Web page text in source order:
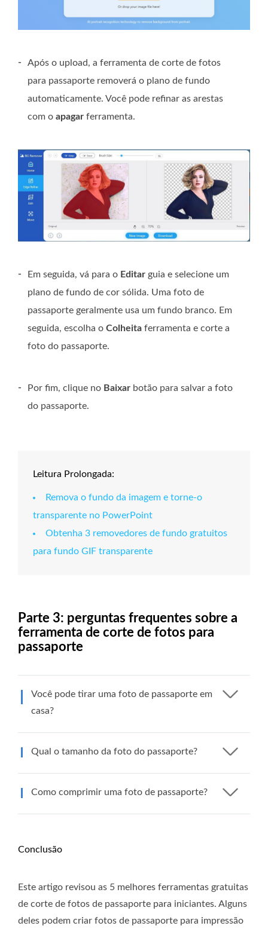
-
Após o upload, a ferramenta de corte de fotos
para passaporte removerá o plano de fundo
automaticamente. Você pode refinar as arestas
com o apagar ferramenta.
- Em seguida, vá para o Editar guia e selecione um
plano de fundo de cor sólida. Uma foto de
passaporte geralmente usa um fundo branco. Em
seguida, escolha o Colheita ferramenta e corte a
foto do passaporte.
- Por fim, clique no Baixar botão para salvar a foto
do passaporte.
Leitura Prolongada:
Remova o fundo da imagem e torne-o
transparente no PowerPoint
Obtenha 3 removedores de fundo gratuitos
para fundo GIF transparente
Parte 3: perguntas frequentes sobre a
ferramenta de corte de fotos para
passaporte
Você pode tirar uma foto de passaporte em
casa?
Qual o tamanho da foto do passaporte?
Como comprimir uma foto de passaporte?
Conclusão
Este artigo revisou as 5 melhores ferramentas gratuitas
de corte de fotos de passaporte para iniciantes. Alguns
deles podem criar fotos de passaporte para impressão